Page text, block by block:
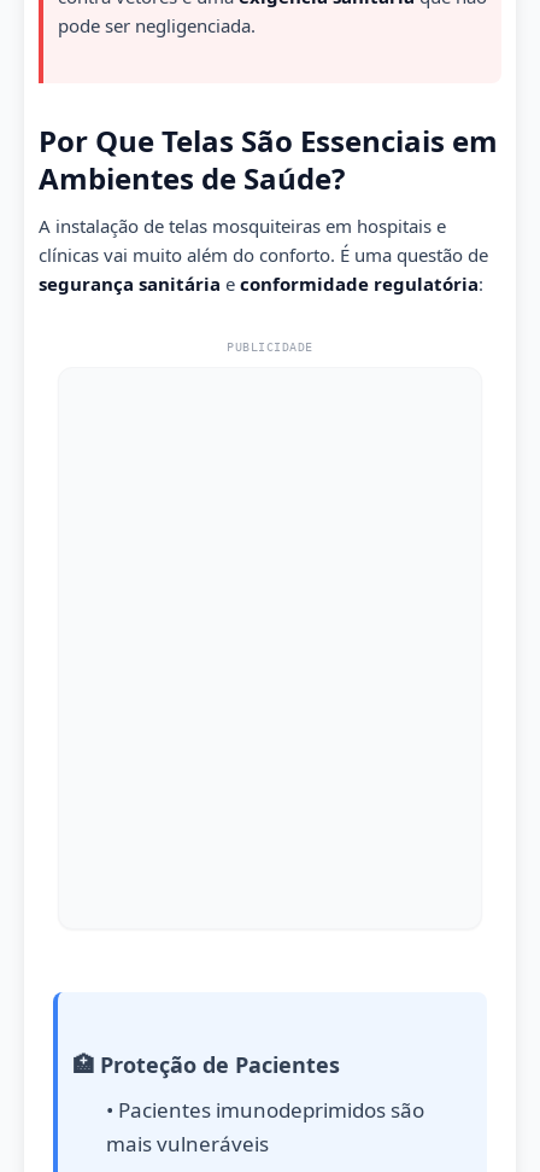
pode ser negligenciada.
Por Que Telas São Essenciais em
Ambientes de Saúde?
A instalação de telas mosquiteiras em hospitais e
clínicas vai muito além do conforto. É uma questão de
segurança sanitária e conformidade regulatória:
PUBLICIDADE
🏥 Proteção de Pacientes
• Pacientes imunodeprimidos são
mais vulneráveis